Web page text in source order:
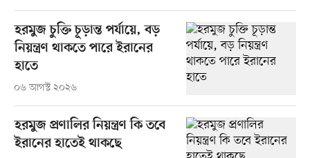
হরমুজ চুক্তি চূড়ান্ত পর্যায়ে, বড়
নিয়ন্ত্রণ থাকতে পারে ইরানের
হাতে
০৬ আগস্ট ২০২৬
হরমুজ প্রণালির নিয়ন্ত্রণ কি তবে
ইরানের হাতেই থাকছে